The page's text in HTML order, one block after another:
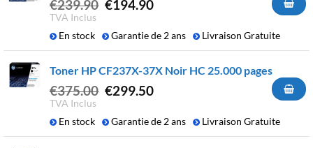
€239.90
initial
€194.90
actuel
TVA Inclus
En stock
Garantie de 2 ans Livraison Gratuite
Toner HP CF237X-37X Noir HC 25.000 pages
€375.00
Le
initial
€299.50Le
actuel
TVA Inclus
En stock
Garantie de 2 ans Livraison Gratuite